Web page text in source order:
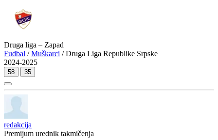
Druga liga – Zapad
Fudbal /Muškarci / Druga Liga Republike Srpske
2024-2025
58 35
redakcija
Premijum urednik takmičenja